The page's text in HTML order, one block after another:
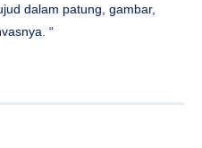
dalam patung, gambar,
“